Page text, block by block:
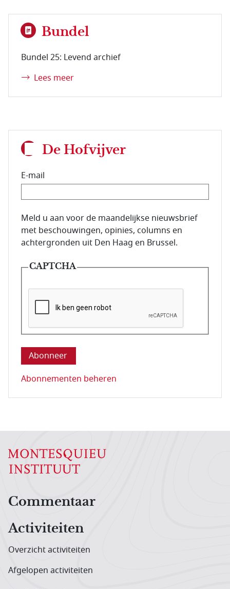
Bundel
Bundel 25: Levend archief
Lees meer
De Hofvijver
E-mail
E-mailadres van de abonnee.
Meld u aan voor de maandelijkse nieuwsbrief
met beschouwingen, opinies, columns en
achtergronden uit Den Haag en Brussel.
CAPTCHA
Deze vraag is om te controleren dat u een mens
Abonnementen beheren
Hoofdnavigatiemenu
Commentaar
Activiteiten
Overzicht activiteiten
Afgelopen activiteiten